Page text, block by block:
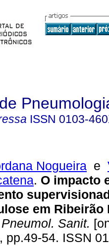
ISSN 0103-
Nogueira e
. O impacto
em Ribeirão
Sanit.
pp.49-54. ISSN